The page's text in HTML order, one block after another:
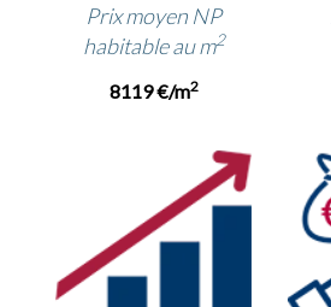
Prix moyen NP
habitable au m2
8119 €/m2